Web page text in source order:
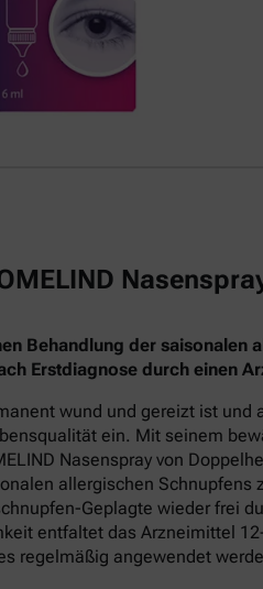
Behandlung der saisonalen
Erstdiagnose durch einen
wund und gereizt ist und
ein. Mit seinem
Nasenspray von
allergischen Schnupfens
Geplagte wieder frei
entfaltet das Arzneimittel
regelmäßig angewendet